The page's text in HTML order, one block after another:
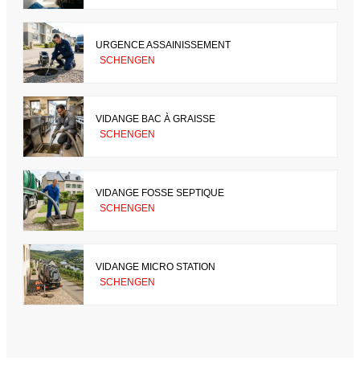
URGENCE ASSAINISSEMENT
SCHENGEN
VIDANGE BAC À GRAISSE
SCHENGEN
VIDANGE FOSSE SEPTIQUE
SCHENGEN
VIDANGE MICRO STATION
SCHENGEN